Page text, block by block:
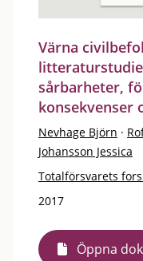
Värna
sårbarheter,
konsekvenser
Nevhage Björn ·
Johansson Jessica
Totalförsvarets
2017
Öppna